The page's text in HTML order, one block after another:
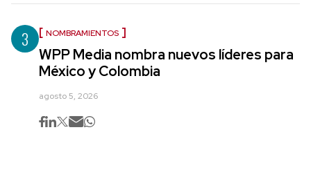
3 NOMBRAMIENTOS
WPP Media nombra nuevos líderes para
México y Colombia
agosto 5, 2026